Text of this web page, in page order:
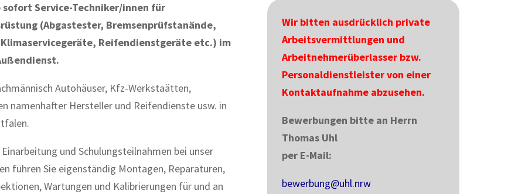
sofort Service-Techniker/innen für
(Abgastester, Bremsenprüfstanände,
Reifendienstgeräte etc.) im
Autohäuser, Kfz-Werkstaätten,
namenhafter Hersteller und Reifendienste usw. in
und Schulungsteilnahmen bei unser
führen Sie eigenständig Montagen, Reparaturen,
Wartungen und Kalibrierungen für und an
Wir bitten ausdrücklich private
Arbeitsvermittlungen und
Arbeitnehmerüberlasser bzw.
Personaldienstleister von einer
Kontaktaufnahme abzusehen.
Bewerbungen bitte an Herrn
Thomas Uhl
per E-Mail:
bewerbung@uhl.nrw